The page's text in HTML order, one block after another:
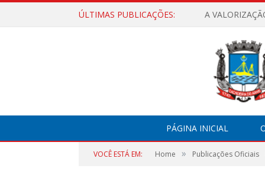
ÚLTIMAS PUBLICAÇÕES: A
PÁGINA INICIAL
VOCÊ ESTÁ EM: Home » Publicações Oficiais